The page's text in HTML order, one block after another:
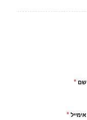
שם *
אימייל *